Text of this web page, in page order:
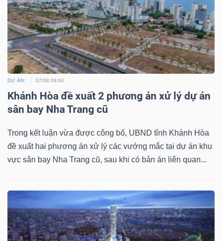
DỰ ÁN 07/08 09:04
Khánh Hòa đề xuất 2 phương án xử lý dự án
sân bay Nha Trang cũ
Trong kết luận vừa được công bố, UBND tỉnh Khánh Hòa
đề xuất hai phương án xử lý các vướng mắc tại dự án khu
vực sân bay Nha Trang cũ, sau khi có bản án liên quan...
Bài
viết
của
tác
giả
cáo
phân
tích
Thuật
ngữ
(-)